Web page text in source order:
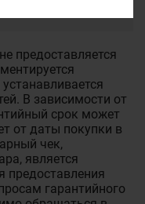
предоставляется
В зависимости от
срок может
от даты покупки в
чек,
является
предоставления
гарантийного